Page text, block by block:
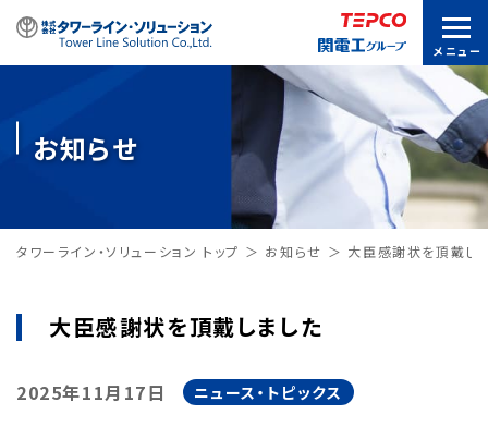
お知らせ
タワーライン・ソリューション トップ お知らせ 大臣感謝状を頂戴し
大臣感謝状を頂戴しました
2025年11月17日 ニュース・トピックス